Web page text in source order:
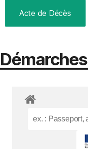
Acte de Décès
Démarches